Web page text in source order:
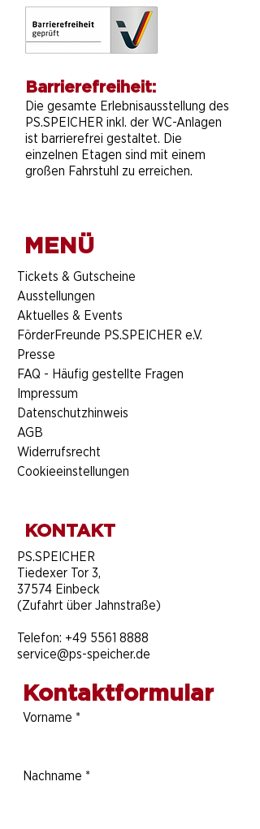
Barrierefreiheit:
Die gesamte Erlebnisausstellung des
PS.SPEICHER inkl. der WC-Anlagen
ist barrierefrei gestaltet. Die
einzelnen Etagen sind mit einem
großen Fahrstuhl zu erreichen.
MENÜ
​Tickets & Gutscheine
Ausstellungen
Aktuelles & Events
FörderFreunde PS.SPEICHER e.V.
Presse
FAQ - Häufig gestellte Fragen
Impressum
Datenschutzhinweis
AGB
Widerrufsrecht
Cookieeinstellungen
KONTAKT
​PS.SPEICHER
Tiedexer Tor 3,
37574 Einbeck
(Zufahrt über Jahnstraße)
Telefon: +49 5561 8888
service@ps-speicher.de
Kontaktformular
Vorname *
Nachname *